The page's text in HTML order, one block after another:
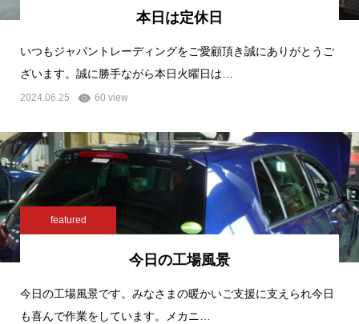
本日は定休日
いつもジャパントレーディングをご愛顧頂き誠にありがとうご
ざいます。誠に勝手ながら本日火曜日は…
2024.06.25 60 view
featured
今日の工場風景
今日の工場風景です。みなさまの暖かいご支援に支えられ今日
も喜んで作業をしています。メカニ…